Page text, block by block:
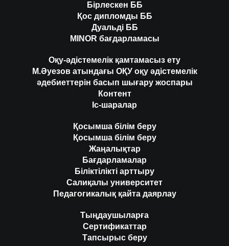
Бірлескен ББ
Қос дипломды ББ
Дуальді ББ
MINOR бағдарламасы
Оқу-әдістемелік қамтамасыз ету
М.Әуезов атындағы ОҚУ оқу әдістемелік
әдебиеттерін басып шығару жоспары
Контент
Іс-шаралар
Қосымша білім беру
Қосымша білім беру
Жаңалықтар
Бағдарламалар
Біліктілікті арттыру
Салиқалы университет
Педагогикалық қайта даярлау
Тыңдаушыларға
Сертификаттар
Тапсырыс беру